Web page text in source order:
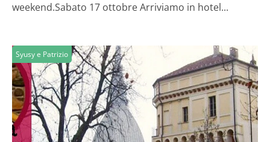
weekend.Sabato 17 ottobre Arriviamo in hotel...
Syusy e Patrizio